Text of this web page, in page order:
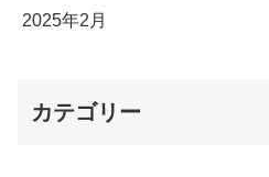
2025年2月
カテゴリー